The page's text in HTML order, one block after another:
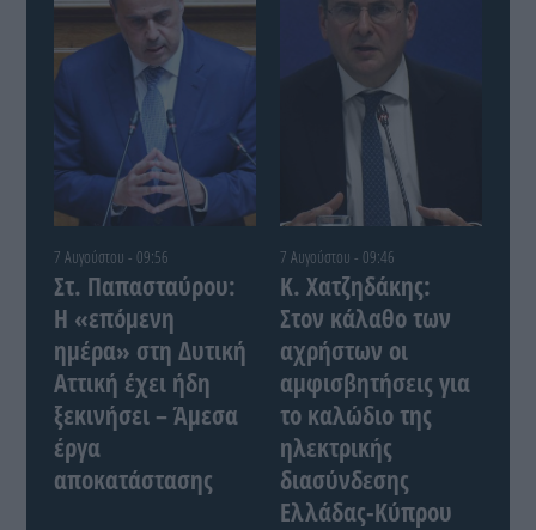
7 Αυγούστου - 09:56
Στ. Παπασταύρου:
Η «επόμενη
ημέρα» στη Δυτική
Αττική έχει ήδη
ξεκινήσει – Άμεσα
έργα
αποκατάστασης
7 Αυγούστου - 09:46
Κ. Χατζηδάκης:
Στον κάλαθο των
αχρήστων οι
αμφισβητήσεις για
το καλώδιο της
ηλεκτρικής
διασύνδεσης
Ελλάδας-Κύπρου